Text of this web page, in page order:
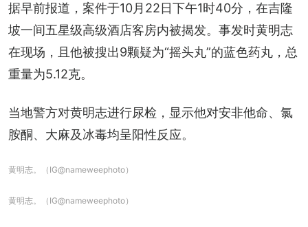
据早前报道，案件于10月22日下午1时40分，在吉隆
坡一间五星级高级酒店客房内被揭发。事发时黄明志
在现场，且他被搜出9颗疑为“摇头丸”的蓝色药丸，总
重量为5.12克。
当地警方对黄明志进行尿检，显示他对安非他命、氯
胺酮、大麻及冰毒均呈阳性反应。
黄明志。（IG@nameweephoto）
黄明志。（IG@nameweephoto）